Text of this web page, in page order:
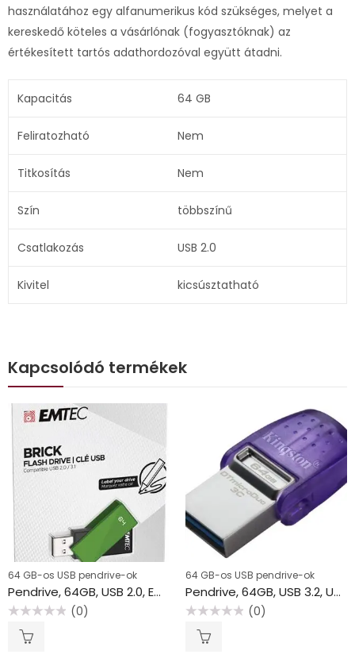
használatához egy alfanumerikus kód szükséges, melyet a
kereskedő köteles a vásárlónak (fogyasztóknak) az
értékesített tartós adathordozóval együtt átadni.
Kapacitás 64 GB
Feliratozható Nem
Titkosítás Nem
Szín többszínű
Csatlakozás USB 2.0
Kivitel kicsúsztatható
Kapcsolódó termékek
64 GB-os USB pendrive-ok
Pendrive, 64GB, USB 2.0, EMTEC “C350 Brick”, zöld
(0)
64 GB-os USB pendrive-ok
Pendrive, 64GB, USB 3.2, USB/USB-C, KINGSTON “DT MicroDuo 3C”
(0)